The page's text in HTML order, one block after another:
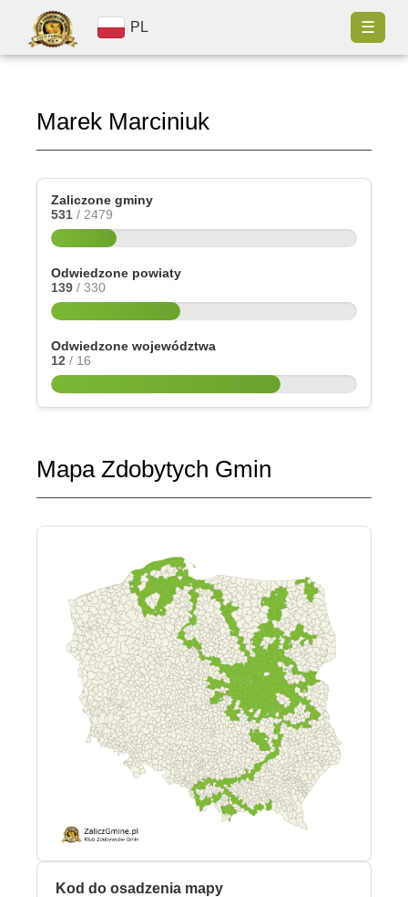
PL ☰
Marek Marciniuk
Zaliczone gminy
531 / 2479
Odwiedzone powiaty
139 / 330
Odwiedzone województwa
12 / 16
Mapa Zdobytych Gmin
Kod do osadzenia mapy